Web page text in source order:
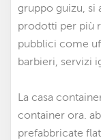
gruppo guizu, si
prodotti per più
pubblici come
barbieri, servizi
La casa
container ora.
prefabbricate